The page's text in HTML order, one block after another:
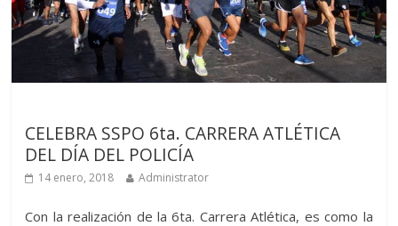
CELEBRA SSPO 6ta. CARRERA ATLÉTICA
DEL DÍA DEL POLICÍA
14 enero, 2018 Administrator
Con la realización de la 6ta. Carrera Atlética, es como la